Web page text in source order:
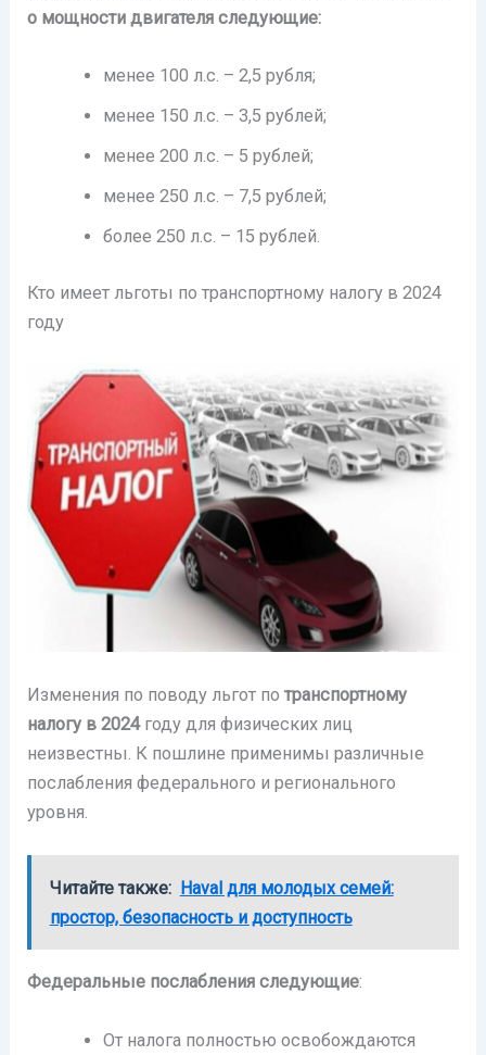
о мощности двигателя следующие:
менее 100 л.с. – 2,5 рубля;
менее 150 л.с. – 3,5 рублей;
менее 200 л.с. – 5 рублей;
менее 250 л.с. – 7,5 рублей;
более 250 л.с. – 15 рублей.
Кто имеет льготы по транспортному налогу в 2024
году
Изменения по поводу льгот потранспортному
налогу в 2024году для физических лиц
неизвестны. К пошлине применимы различные
послабления федерального и регионального
уровня.
Читайте также: Haval для молодых семей:
простор, безопасность и доступность
Федеральные послабления следующие:
От налога полностью освобождаются